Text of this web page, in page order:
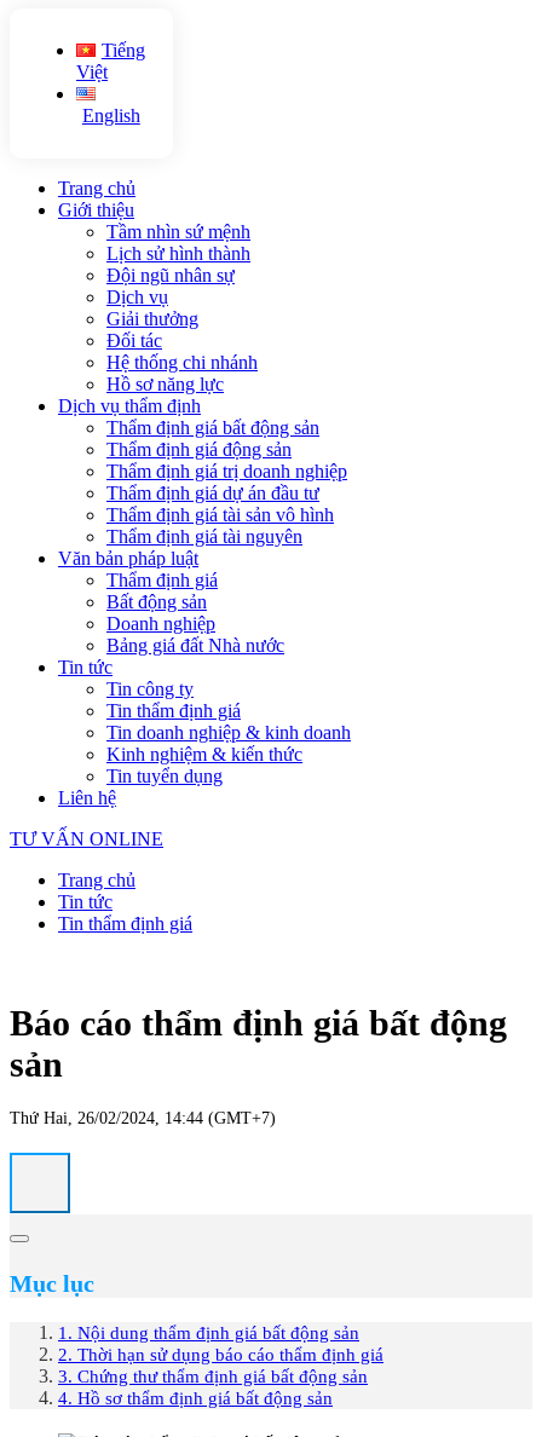
Tiếng
Việt
English
Trang chủ
Giới thiệu
Tầm nhìn sứ mệnh
Lịch sử hình thành
Đội ngũ nhân sự
Dịch vụ
Giải thưởng
Đối tác
Hệ thống chi nhánh
Hồ sơ năng lực
Dịch vụ thẩm định
Thẩm định giá bất động sản
Thẩm định giá động sản
Thẩm định giá trị doanh nghiệp
Thẩm định giá dự án đầu tư
Thẩm định giá tài sản vô hình
Thẩm định giá tài nguyên
Văn bản pháp luật
Thẩm định giá
Bất động sản
Doanh nghiệp
Bảng giá đất Nhà nước
Tin tức
Tin công ty
Tin thẩm định giá
Tin doanh nghiệp & kinh doanh
Kinh nghiệm & kiến thức
Tin tuyển dụng
Liên hệ
TƯ VẤN ONLINE
Trang chủ
Tin tức
Tin thẩm định giá
Báo cáo thẩm định giá bất động
sản
Thứ Hai, 26/02/2024, 14:44 (GMT+7)
Mục lục
1. Nội dung thẩm định giá bất động sản
2. Thời hạn sử dụng báo cáo thẩm định giá
3. Chứng thư thẩm định giá bất động sản
4. Hồ sơ thẩm định giá bất động sản